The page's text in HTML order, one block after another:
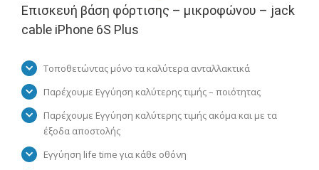
Επισκευή βάση φόρτισης – μικροφώνου – jack
cable iPhone 6S Plus
Τοποθετώντας μόνο τα καλύτερα ανταλλακτικά
Παρέχουμε Εγγύηση καλύτερης τιμής – ποιότητας
Παρέχουμε Εγγύηση καλύτερης τιμής ακόμα και με τα
έξοδα αποστολής
Εγγύηση life time για κάθε οθόνη